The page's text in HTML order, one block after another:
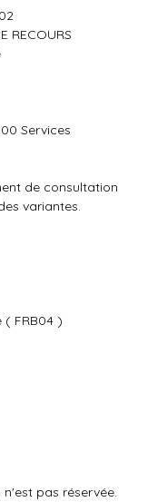
RECOURS
Services
de consultation
variantes.
( FRB04 )
pas réservée.